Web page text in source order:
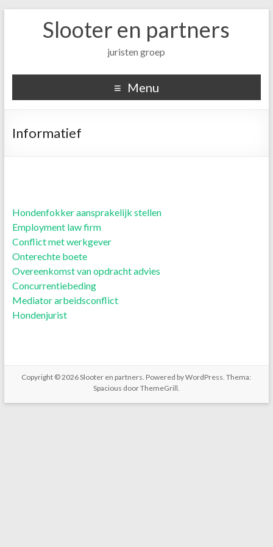
Slooter en partners
juristen groep
Menu
Informatief
Hondenfokker aansprakelijk stellen
Employment law firm
Conflict met werkgever
Onterechte boete
Overeenkomst van opdracht advies
Concurrentiebeding
Mediator arbeidsconflict
Hondenjurist
Copyright © 2026Slooter en partners. Powered byWordPress. Thema:
Spacious doorThemeGrill.